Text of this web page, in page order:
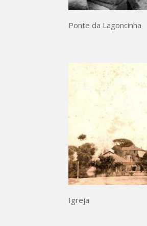
Ponte da Lagoncinha
Igreja